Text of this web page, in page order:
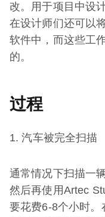
改。用于项目中设
在设计师们还可以
软件中，而这些工
的。
过程
1. 汽车被完全扫描
通常情况下扫描一
然后再使用Artec
要花费6-8个小时。